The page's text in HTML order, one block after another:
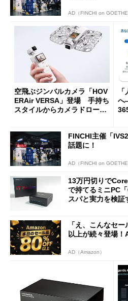
AD（FINCHI on GOETHE
空飛ぶジンバルカメラ「HOV
ERAir VERSA」登場 手持ち
スタイルからカメラドローン
へ
FINCHI主催「
話題に！
AD（FINCHI on GOETHE
13万円切りで
で持てるミニPC
スパと実力を検証
「え、こんなセ
以上が続々登場
AD（Amazon）